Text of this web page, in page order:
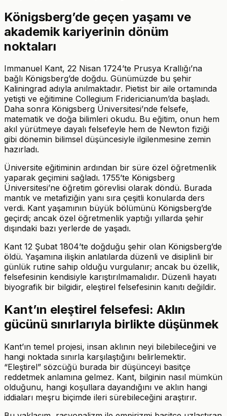
Königsberg’de geçen yaşamı ve
akademik kariyerinin dönüm
noktaları
Immanuel Kant, 22 Nisan 1724’te Prusya Krallığı’na
bağlı Königsberg’de doğdu. Günümüzde bu şehir
Kaliningrad adıyla anılmaktadır. Pietist bir aile ortamında
yetişti ve eğitimine Collegium Fridericianum’da başladı.
Daha sonra Königsberg Üniversitesi’nde felsefe,
matematik ve doğa bilimleri okudu. Bu eğitim, onun hem
akıl yürütmeye dayalı felsefeyle hem de Newton fiziği
gibi dönemin bilimsel düşüncesiyle ilgilenmesine zemin
hazırladı.
Üniversite eğitiminin ardından bir süre özel öğretmenlik
yaparak geçimini sağladı. 1755’te Königsberg
Üniversitesi’ne öğretim görevlisi olarak döndü. Burada
mantık ve metafiziğin yanı sıra çeşitli konularda ders
verdi. Kant yaşamının büyük bölümünü Königsberg’de
geçirdi; ancak özel öğretmenlik yaptığı yıllarda şehir
dışındaki bazı yerlerde de yaşadı.
Kant 12 Şubat 1804’te doğduğu şehir olan Königsberg’de
öldü. Yaşamına ilişkin anlatılarda düzenli ve disiplinli bir
günlük rutine sahip olduğu vurgulanır; ancak bu özellik,
felsefesinin kendisiyle karıştırılmamalıdır. Düzenli hayatı
biyografik bir bilgidir, eleştirel felsefesinin kanıtı değildir.
Kant’ın eleştirel felsefesi: Aklın
gücünü sınırlarıyla birlikte düşünmek
Kant’ın temel projesi, insan aklının neyi bilebileceğini ve
hangi noktada sınırla karşılaştığını belirlemektir.
“Eleştirel” sözcüğü burada bir düşünceyi basitçe
reddetmek anlamına gelmez. Kant, bilginin nasıl mümkün
olduğunu, hangi koşullara dayandığını ve aklın hangi
iddiaları meşru biçimde ileri sürebileceğini araştırır.